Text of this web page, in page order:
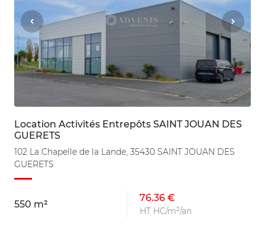
Location Activités Entrepôts SAINT JOUAN DES
GUERETS
102 La Chapelle de la Lande, 35430 SAINT JOUAN DES
GUERETS
550 m²
76.36 €
HT HC/m²/an